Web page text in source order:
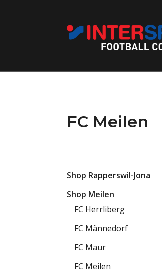
FC Meilen
Shop Rapperswil-Jona
Shop Meilen
FC Herrliberg
FC Männedorf
FC Maur
FC Meilen